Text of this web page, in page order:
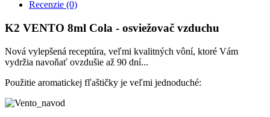
Recenzie (0)
K2 VENTO 8ml Cola - osviežovač vzduchu
Nová vylepšená receptúra, veľmi kvalitných vôní, ktoré Vám
vydržia navoňať ovzdušie až 90 dní...
Použitie aromatickej fľaštičky je veľmi jednoduché: